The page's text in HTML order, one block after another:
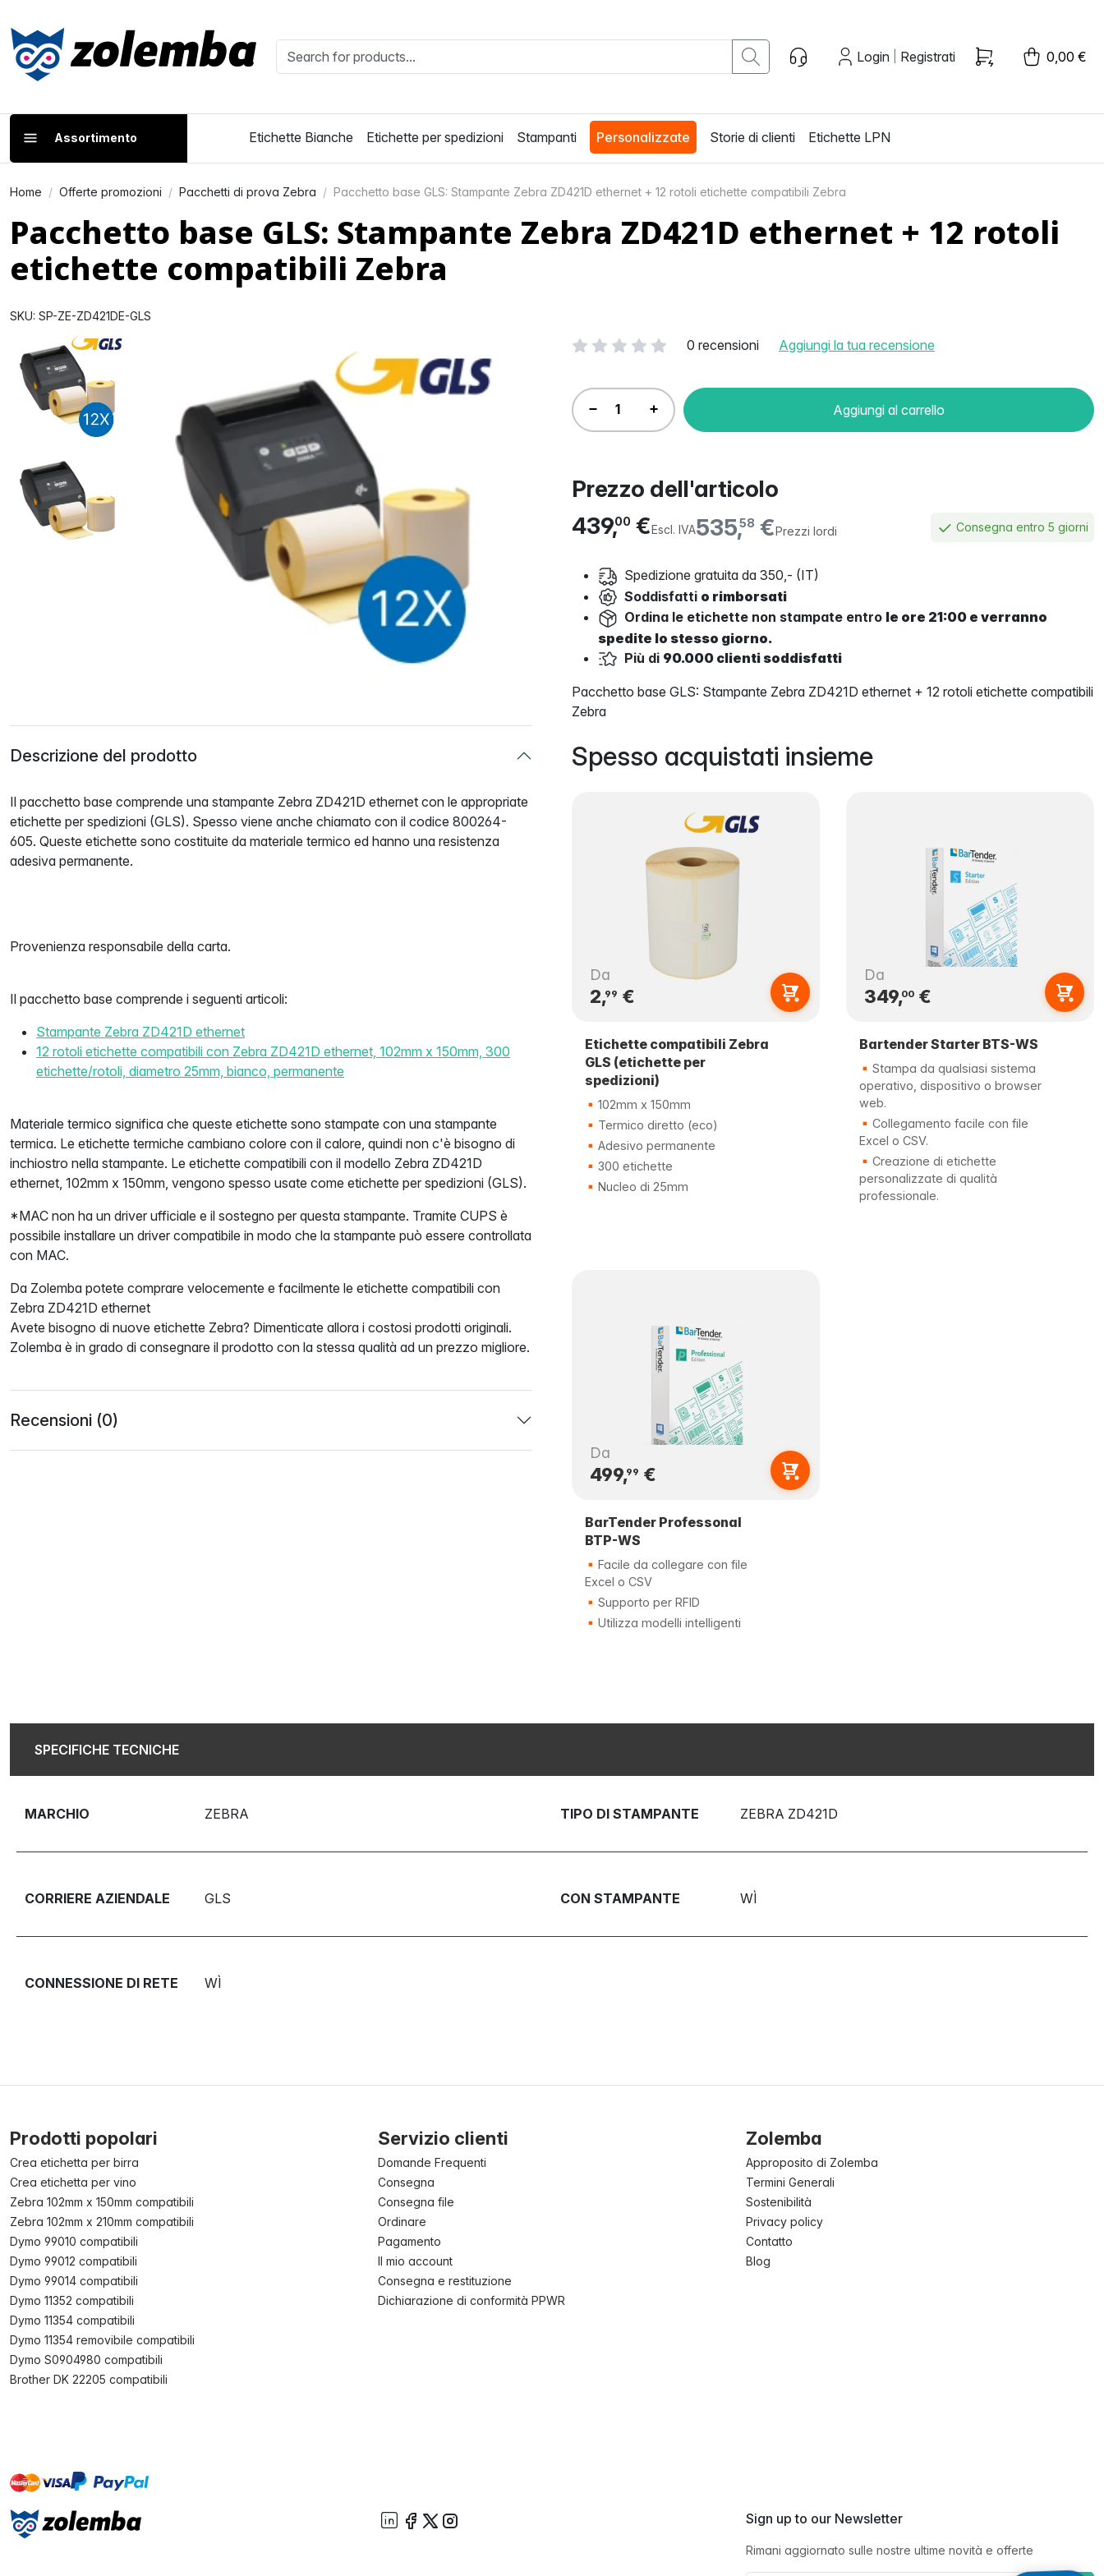
Login Registrati 0,00 €
Assortimento Etichette Bianche Etichette per spedizioni Stampanti Personalizzate Storie di clienti Etichette LPN
Home Offerte promozioni Pacchetti di prova Zebra Pacchetto base GLS: Stampante Zebra ZD421D ethernet + 12 rotoli etichette compatibili Zebra
Pacchetto base GLS: Stampante Zebra ZD421D ethernet + 12 rotoli
etichette compatibili Zebra
SKU: SP-ZE-ZD421DE-GLS
0 recensioni Aggiungi la tua recensione
Aggiungi al carrello
Prezzo dell'articolo
535,58 €Prezzi lordi
439,00 €Escl. IVA Consegna entro 5 giorni
Spedizione gratuita da 350,- (IT)
Soddisfatti o rimborsati
Ordina le etichette non stampate entro le ore 21:00 e verranno
spedite lo stesso giorno.
Più di 90.000 clienti soddisfatti
Pacchetto base GLS: Stampante Zebra ZD421D ethernet + 12 rotoli etichette compatibili
Zebra
Spesso acquistati insieme
Da
2,99 €
Etichette compatibili Zebra
GLS (etichette per
spedizioni)
102mm x 150mm
Termico diretto (eco)
Adesivo permanente
300 etichette
Nucleo di 25mm
Da
349,00€
Bartender Starter BTS-WS
Stampa da qualsiasi sistema
operativo, dispositivo o browser
web.
Collegamento facile con file
Excel o CSV.
Creazione di etichette
personalizzate di qualità
professionale.
Da
499,99 €
BarTender Professonal
BTP-WS
Facile da collegare con file
Excel o CSV
Supporto per RFID
Utilizza modelli intelligenti
Descrizione del prodotto
Il pacchetto base comprende una stampante Zebra ZD421D ethernet con le appropriate
etichette per spedizioni (GLS). Spesso viene anche chiamato con il codice 800264-
605. Queste etichette sono costituite da materiale termico ed hanno una resistenza
adesiva permanente.
Provenienza responsabile della carta.
Il pacchetto base comprende i seguenti articoli:
Stampante Zebra ZD421D ethernet
12 rotoli etichette compatibili con Zebra ZD421D ethernet, 102mm x 150mm, 300
etichette/rotoli, diametro 25mm, bianco, permanente
Materiale termico significa che queste etichette sono stampate con una stampante
termica. Le etichette termiche cambiano colore con il calore, quindi non c'è bisogno di
inchiostro nella stampante. Le etichette compatibili con il modello Zebra ZD421D
ethernet, 102mm x 150mm, vengono spesso usate come etichette per spedizioni (GLS).
*MAC non ha un driver ufficiale e il sostegno per questa stampante. Tramite CUPS è
possibile installare un driver compatibile in modo che la stampante può essere controllata
con MAC.
Da Zolemba potete comprare velocemente e facilmente le etichette compatibili con
Zebra ZD421D ethernet
Avete bisogno di nuove etichette Zebra? Dimenticate allora i costosi prodotti originali.
Zolemba è in grado di consegnare il prodotto con la stessa qualità ad un prezzo migliore.
Recensioni (0)
SPECIFICHE TECNICHE
MARCHIO ZEBRA TIPO DI STAMPANTE ZEBRA ZD421D
CORRIERE AZIENDALE GLS CON STAMPANTE WÌ
CONNESSIONE DI RETE WÌ
Prodotti popolari
Crea etichetta per birra
Crea etichetta per vino
Zebra 102mm x 150mm compatibili
Zebra 102mm x 210mm compatibili
Dymo 99010 compatibili
Dymo 99012 compatibili
Dymo 99014 compatibili
Dymo 11352 compatibili
Dymo 11354 compatibili
Dymo 11354 removibile compatibili
Dymo S0904980 compatibili
Brother DK 22205 compatibili
Servizio clienti
Domande Frequenti
Consegna
Consegna file
Ordinare
Pagamento
Il mio account
Consegna e restituzione
Dichiarazione di conformità PPWR
Zolemba
Approposito di Zolemba
Termini Generali
Sostenibilità
Privacy policy
Contatto
Blog
mastervisa paypal
Sign up to our Newsletter
Rimani aggiornato sulle nostre ultime novità e offerte